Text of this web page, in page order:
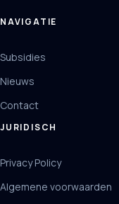
NAVIGATIE
Subsidies
Nieuws
Contact
JURIDISCH
Privacy Policy
Algemene voorwaarden